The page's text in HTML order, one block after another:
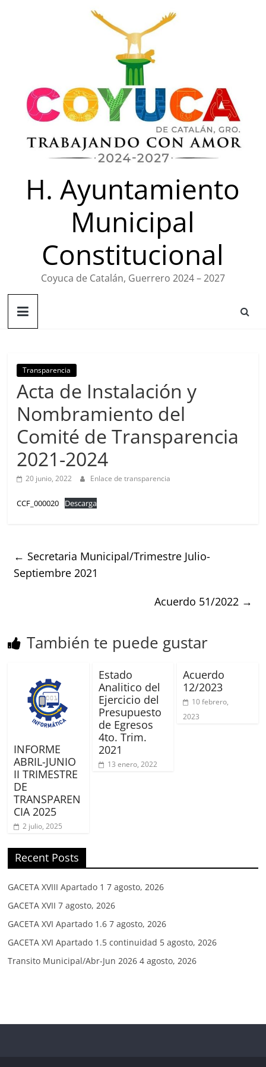
H. Ayuntamiento
Municipal
Constitucional
Coyuca de Catalán, Guerrero 2024 – 2027
Transparencia
Acta de Instalación y
Nombramiento del
Comité de Transparencia
2021-2024
20 junio, 2022 Enlace de transparencia
CCF_000020 Descarga
← Secretaria Municipal/Trimestre Julio-
Septiembre 2021
Acuerdo 51/2022 →
También te puede gustar
INFORME
ABRIL-JUNIO
II TRIMESTRE
DE
TRANSPAREN
CIA 2025
2 julio, 2025
Estado
Analitico del
Ejercicio del
Presupuesto
de Egresos
4to. Trim.
2021
13 enero, 2022
Acuerdo
12/2023
10 febrero,
2023
Recent Posts
GACETA XVIII Apartado 1 7 agosto, 2026
GACETA XVII 7 agosto, 2026
GACETA XVI Apartado 1.6 7 agosto, 2026
GACETA XVI Apartado 1.5 continuidad 5 agosto, 2026
Transito Municipal/Abr-Jun 2026 4 agosto, 2026